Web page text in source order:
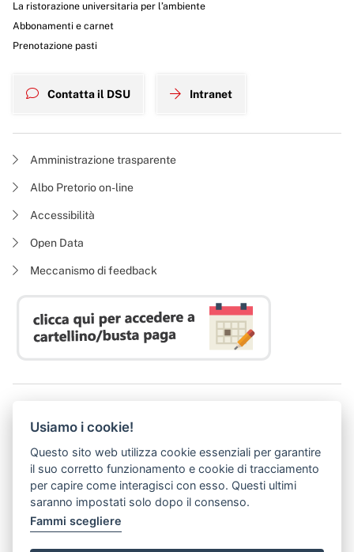
La ristorazione universitaria per l’ambiente
Abbonamenti e carnet
Prenotazione pasti
Contatta il DSU Intranet
Amministrazione trasparente
Albo Pretorio on-line
Accessibilità
Open Data
Meccanismo di feedback
P. I. 05913670484 | C. F. 94164020482
(abilitato alla ricezione di soli messaggi di posta elettronica certificata)
Usiamo i cookie!
Questo sito web utilizza cookie essenziali per garantire
il suo corretto funzionamento e cookie di tracciamento
per capire come interagisci con esso. Questi ultimi
saranno impostati solo dopo il consenso.
Fammi scegliere